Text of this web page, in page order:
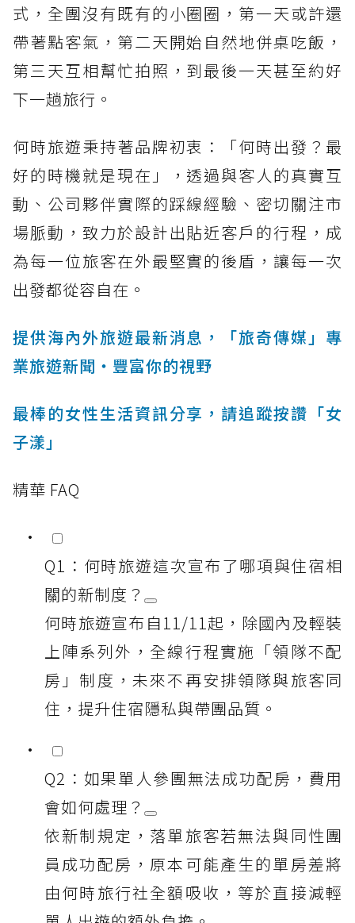
式，全團沒有既有的小圈圈，第一天或許還
帶著點客氣，第二天開始自然地併桌吃飯，
第三天互相幫忙拍照，到最後一天甚至約好
下一趟旅行。
何時旅遊秉持著品牌初衷：「何時出發？最
好的時機就是現在」，透過與客人的真實互
動、公司夥伴實際的踩線經驗、密切關注市
場脈動，致力於設計出貼近客戶的行程，成
為每一位旅客在外最堅實的後盾，讓每一次
出發都從容自在。
提供海內外旅遊最新消息，「旅奇傳媒」專
業旅遊新聞‧豐富你的視野
最棒的女性生活資訊分享，請追蹤按讚「女
子漾」
精華 FAQ
Q1：何時旅遊這次宣布了哪項與住宿相
關的新制度？
何時旅遊宣布自11/11起，除國內及輕裝
上陣系列外，全線行程實施「領隊不配
房」制度，未來不再安排領隊與旅客同
住，提升住宿隱私與帶團品質。
Q2：如果單人參團無法成功配房，費用
會如何處理？
依新制規定，落單旅客若無法與同性團
員成功配房，原本可能產生的單房差將
由何時旅行社全額吸收，等於直接減輕